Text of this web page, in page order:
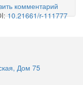
комментарий
10.21661/r-111777
Дом 75